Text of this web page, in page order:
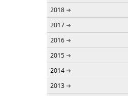
2018
2017
2016
2015
2014
2013